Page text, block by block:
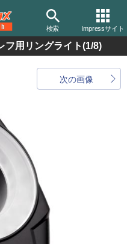
検索 Impressサイト
用リングライト(1/8)
次の画像